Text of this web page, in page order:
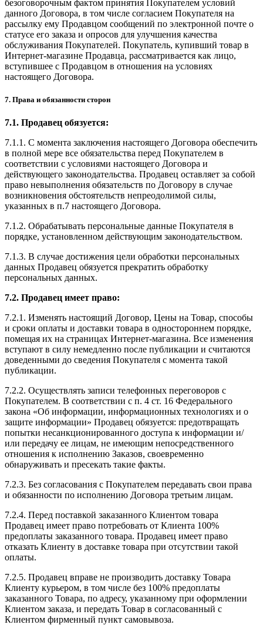
безоговорочным фактом принятия Покупателем условий
данного Договора, в том числе согласием Покупателя на
рассылку ему Продавцом сообщений по электронной почте о
статусе его заказа и опросов для улучшения качества
обслуживания Покупателей. Покупатель, купивший товар в
Интернет-магазине Продавца, рассматривается как лицо,
вступившее с Продавцом в отношения на условиях
настоящего Договора.
7. Права и обязанности сторон
7.1. Продавец обязуется:
7.1.1. С момента заключения настоящего Договора обеспечить
в полной мере все обязательства перед Покупателем в
соответствии с условиями настоящего Договора и
действующего законодательства. Продавец оставляет за собой
право невыполнения обязательств по Договору в случае
возникновения обстоятельств непреодолимой силы,
указанных в п.7 настоящего Договора.
7.1.2. Обрабатывать персональные данные Покупателя в
порядке, установленном действующим законодательством.
7.1.3. В случае достижения цели обработки персональных
данных Продавец обязуется прекратить обработку
персональных данных.
7.2. Продавец имеет право:
7.2.1. Изменять настоящий Договор, Цены на Товар, способы
и сроки оплаты и доставки товара в одностороннем порядке,
помещая их на страницах Интернет-магазина. Все изменения
вступают в силу немедленно после публикации и считаются
доведенными до сведения Покупателя с момента такой
публикации.
7.2.2. Осуществлять записи телефонных переговоров с
Покупателем. В соответствии с п. 4 ст. 16 Федерального
закона «Об информации, информационных технологиях и о
защите информации» Продавец обязуется: предотвращать
попытки несанкционированного доступа к информации и/
или передачу ее лицам, не имеющим непосредственного
отношения к исполнению Заказов, своевременно
обнаруживать и пресекать такие факты.
7.2.3. Без согласования с Покупателем передавать свои права
и обязанности по исполнению Договора третьим лицам.
7.2.4. Перед поставкой заказанного Клиентом товара
Продавец имеет право потребовать от Клиента 100%
предоплаты заказанного товара. Продавец имеет право
отказать Клиенту в доставке товара при отсутствии такой
оплаты.
7.2.5. Продавец вправе не производить доставку Товара
Клиенту курьером, в том числе без 100% предоплаты
заказанного Товара, по адресу, указанному при оформлении
Клиентом заказа, и передать Товар в согласованный с
Клиентом фирменный пункт самовывоза.